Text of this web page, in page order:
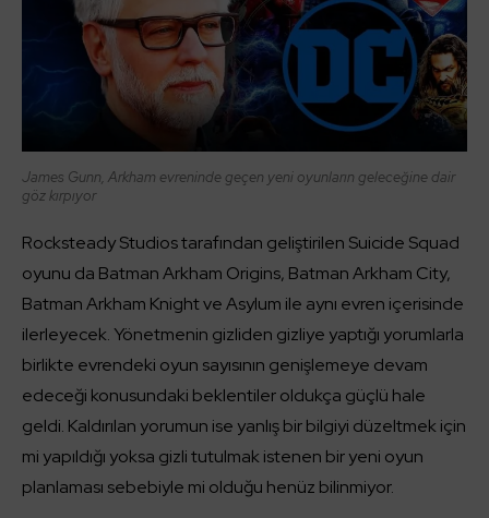
James Gunn, Arkham evreninde geçen yeni oyunların geleceğine dair
göz kırpıyor
Rocksteady Studios tarafından geliştirilen Suicide Squad
oyunu da Batman Arkham Origins, Batman Arkham City,
Batman Arkham Knight ve Asylum ile aynı evren içerisinde
ilerleyecek. Yönetmenin gizliden gizliye yaptığı yorumlarla
birlikte evrendeki oyun sayısının genişlemeye devam
edeceği konusundaki beklentiler oldukça güçlü hale
geldi. Kaldırılan yorumun ise yanlış bir bilgiyi düzeltmek için
mi yapıldığı yoksa gizli tutulmak istenen bir yeni oyun
planlaması sebebiyle mi olduğu henüz bilinmiyor.